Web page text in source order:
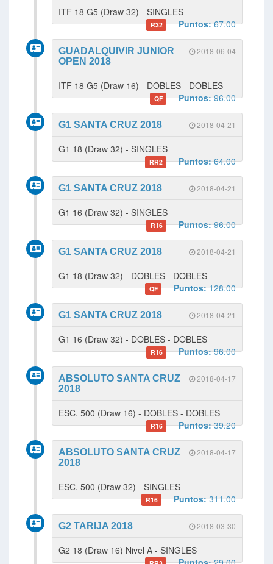
ITF 18 G5 (Draw 32) - SINGLES
R32 Puntos:67.00
2018-06-04
GUADALQUIVIR JUNIOR
OPEN 2018
ITF 18 G5 (Draw 16) - DOBLES - DOBLES
QF Puntos:96.00
2018-04-21
G1 SANTA CRUZ 2018
G1 18 (Draw 32) - SINGLES
RR2 Puntos:64.00
2018-04-21
G1 SANTA CRUZ 2018
G1 16 (Draw 32) - SINGLES
R16 Puntos:96.00
2018-04-21
G1 SANTA CRUZ 2018
G1 18 (Draw 32) - DOBLES - DOBLES
QF Puntos:128.00
2018-04-21
G1 SANTA CRUZ 2018
G1 16 (Draw 32) - DOBLES - DOBLES
R16 Puntos:96.00
2018-04-17
ABSOLUTO SANTA CRUZ
2018
ESC. 500 (Draw 16) - DOBLES - DOBLES
R16 Puntos:39.20
2018-04-17
ABSOLUTO SANTA CRUZ
2018
ESC. 500 (Draw 32) - SINGLES
R16 Puntos:311.00
2018-03-30
G2 TARIJA 2018
G2 18 (Draw 16) Nivel A - SINGLES